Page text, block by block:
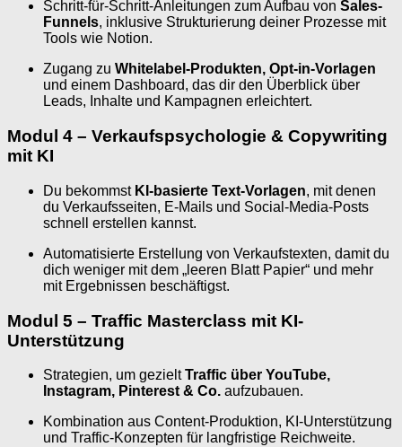
Schritt-für-Schritt-Anleitungen zum Aufbau von Sales-
Funnels, inklusive Strukturierung deiner Prozesse mit
Tools wie Notion.
Zugang zu Whitelabel-Produkten, Opt-in-Vorlagen
und einem Dashboard, das dir den Überblick über
Leads, Inhalte und Kampagnen erleichtert.
Modul 4 – Verkaufspsychologie & Copywriting
mit KI
Du bekommst KI-basierte Text-Vorlagen, mit denen
du Verkaufsseiten, E-Mails und Social-Media-Posts
schnell erstellen kannst.
Automatisierte Erstellung von Verkaufstexten, damit du
dich weniger mit dem „leeren Blatt Papier“ und mehr
mit Ergebnissen beschäftigst.
Modul 5 – Traffic Masterclass mit KI-
Unterstützung
Strategien, um gezieltTraffic über YouTube,
Instagram, Pinterest & Co. aufzubauen.
Kombination aus Content-Produktion, KI-Unterstützung
und Traffic-Konzepten für langfristige Reichweite.